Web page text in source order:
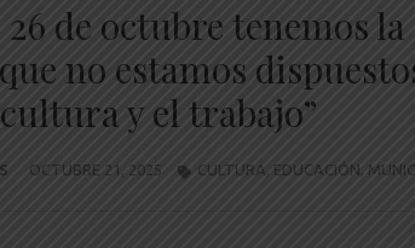
de octubre tenemos
no estamos
y el trabajo”
OCTUBRE 21, 2025 CULTURA EDUCACIÓN ,